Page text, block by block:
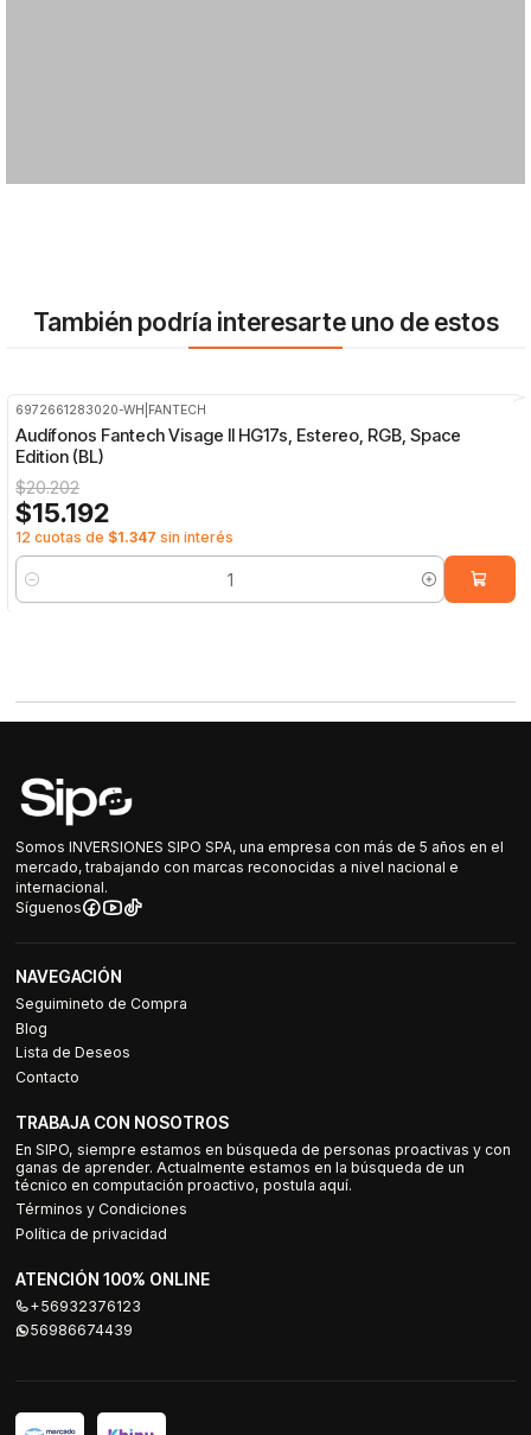
También podría interesarte uno de estos
6972661283020-WH FANTECH
Audífonos Fantech Visage II HG17s, Estereo, RGB, Space
Edition (BL)
$20.202
$15.192
12 cuotas de $1.347 sin interés
Cantidad
Somos INVERSIONES SIPO SPA, una empresa con más de 5 años en el
mercado, trabajando con marcas reconocidas a nivel nacional e
internacional.
Síguenos
NAVEGACIÓN
Seguimineto de Compra
Blog
Lista de Deseos
Contacto
TRABAJA CON NOSOTROS
En SIPO, siempre estamos en búsqueda de personas proactivas y con
ganas de aprender. Actualmente estamos en la búsqueda de un
técnico en computación proactivo, postula aquí.
Términos y Condiciones
Política de privacidad
ATENCIÓN 100% ONLINE
+56932376123
56986674439